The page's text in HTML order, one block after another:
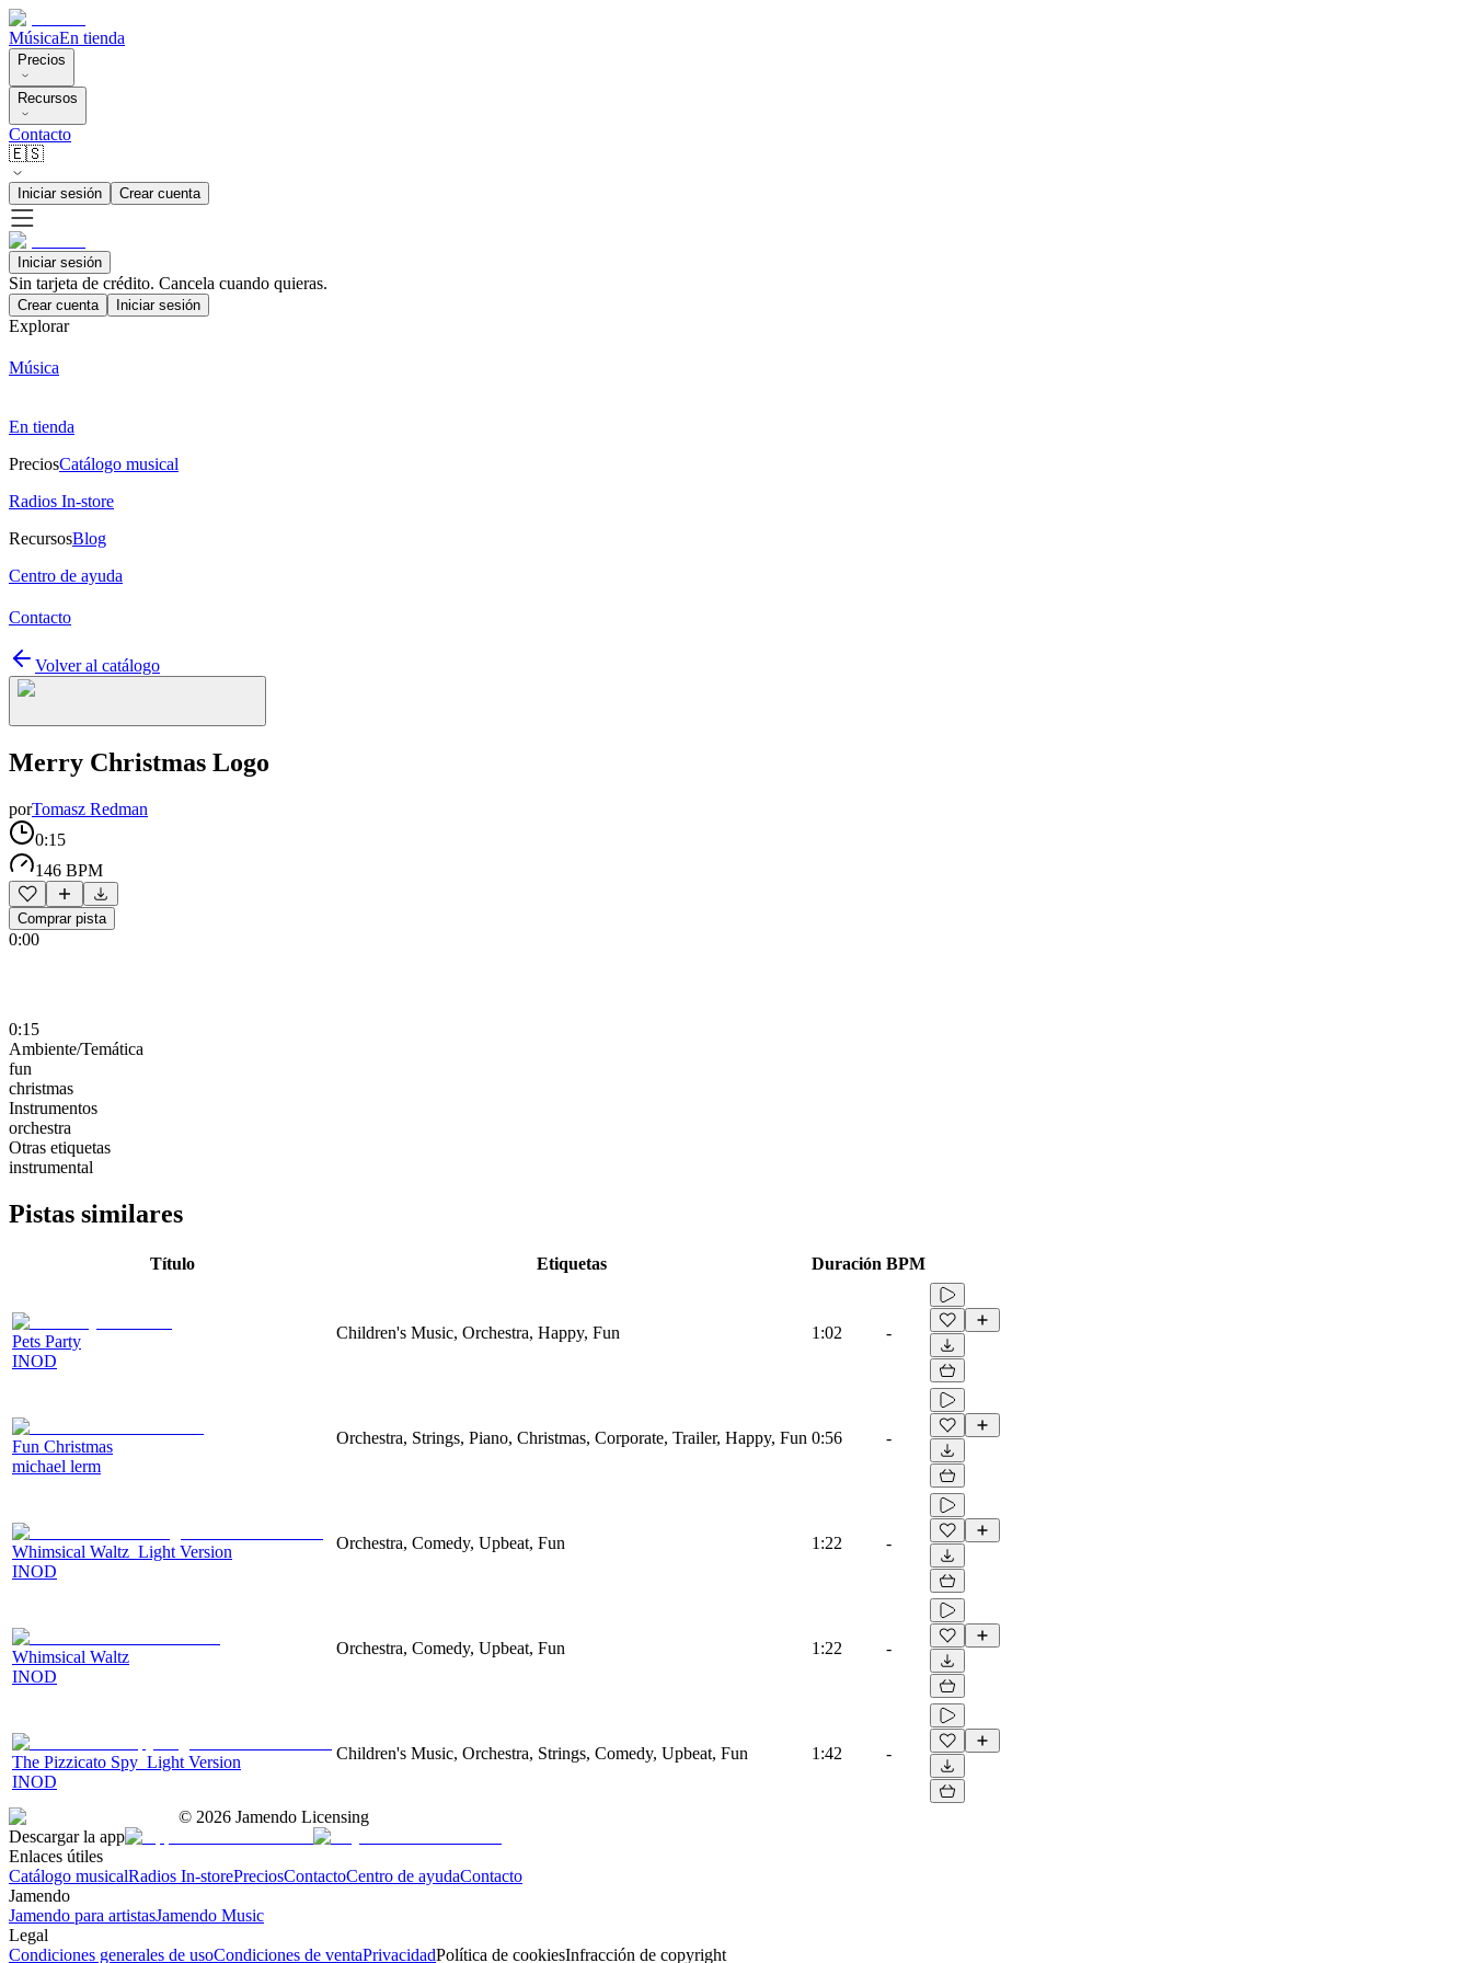
MúsicaEn tienda
Precios
Recursos
Contacto
🇪🇸
Iniciar sesión Crear cuenta
Iniciar sesión
Sin tarjeta de crédito. Cancela cuando quieras.
Crear cuenta Iniciar sesión
Explorar
Música
En tienda
PreciosCatálogo musical
Radios In-store
RecursosBlog
Centro de ayuda
Contacto
Volver al catálogo
Merry Christmas Logo
porTomasz Redman
0:15
146 BPM
Comprar pista
0:00
0:15
Ambiente/Temática
fun
christmas
Instrumentos
orchestra
Otras etiquetas
instrumental
Pistas similares
Título Etiquetas Duración BPM
Pets Party
INOD
Children's Music, Orchestra, Happy, Fun 1:02 -
Fun Christmas
michael lerm
Orchestra, Strings, Piano, Christmas, Corporate, Trailer, Happy, Fun 0:56 -
Whimsical Waltz_Light Version
INOD
Orchestra, Comedy, Upbeat, Fun 1:22 -
Whimsical Waltz
INOD
Orchestra, Comedy, Upbeat, Fun 1:22 -
The Pizzicato Spy_Light Version
INOD
Children's Music, Orchestra, Strings, Comedy, Upbeat, Fun 1:42 -
© 2026 Jamendo Licensing
Descargar la app
Enlaces útiles
Catálogo musicalRadios In-storePreciosContactoCentro de ayudaContacto
Jamendo
Jamendo para artistasJamendo Music
Legal
Condiciones generales de usoCondiciones de ventaPrivacidadPolítica de cookiesInfracción de copyright